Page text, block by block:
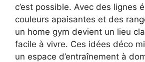
c’est possible. Avec des lignes
couleurs apaisantes et des
un home gym devient un lieu
facile à vivre. Ces idées déco
un espace d’entraînement à